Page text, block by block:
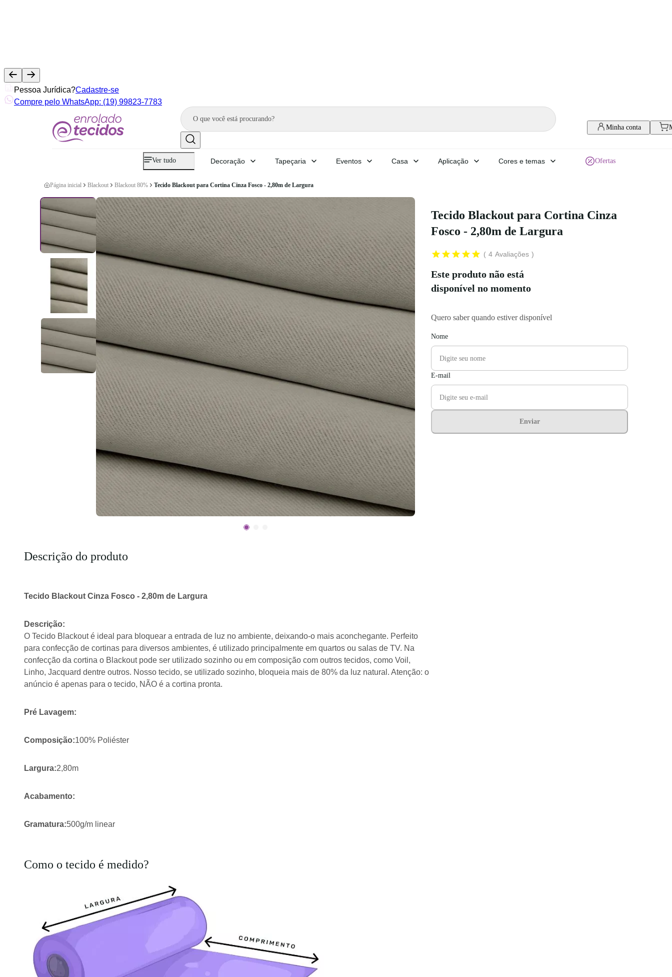
Pessoa Jurídica?Cadastre-se
Compre pelo WhatsApp: (19) 99823-7783
Minha conta
Ver tudo Decoração Tapeçaria Eventos Casa Aplicação Cores e temas Ofertas
Página inicial Blackout Blackout 80% Tecido Blackout para Cortina Cinza Fosco - 2,80m de Largura
Descrição do produto
Tecido Blackout Cinza Fosco - 2,80m de Largura
Descrição:
O Tecido Blackout é ideal para bloquear a entrada de luz no ambiente, deixando-o mais aconchegante. Perfeito
para confecção de cortinas para diversos ambientes, é utilizado principalmente em quartos ou salas de TV. Na
confecção da cortina o Blackout pode ser utilizado sozinho ou em composição com outros tecidos, como Voil,
Linho, Jacquard dentre outros. Nosso tecido, se utilizado sozinho, bloqueia mais de 80% da luz natural. Atenção: o
anúncio é apenas para o tecido, NÃO é a cortina pronta.
Pré Lavagem:
Composição:100% Poliéster
Largura:2,80m
Acabamento:
Gramatura:500g/m linear
Como o tecido é medido?
Tecido Blackout para Cortina Cinza
Fosco - 2,80m de Largura
4 Avaliações
Este produto não está
disponível no momento
Quero saber quando estiver disponível
Nome
E-mail
Enviar